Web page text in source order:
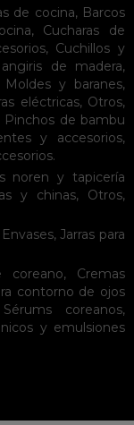
de cocina, Barcos
, Cucharas de
, Cuchillos y
de madera,
Moldes y baranes,
eléctricas, Otros,
Pinchos de bambu
y accesorios,
.
noren y tapicería
y chinas, Otros,
Envases,Jarras para
coreano, Cremas
contorno de ojos
Sérums coreanos,
y emulsiones